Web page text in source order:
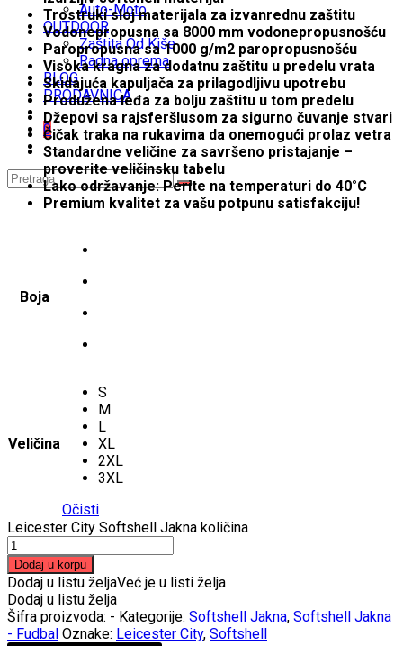
Auto-Moto
OUTDOOR
Zaštita Od Kiše
Radna oprema
BLOG
PRODAVNICA
0
Trostruki sloj materijala za izvanrednu zaštitu
Vodonepropusna sa 8000 mm vodonepropusnošću
Paropropusna sa 1000 g/m2 paropropusnošću
Visoka kragna za dodatnu zaštitu u predelu vrata
Skidajuća kapuljača za prilagodljivu upotrebu
Produžena leđa za bolju zaštitu u tom predelu
Džepovi sa rajsferšlusom za sigurno čuvanje stvari
Čičak traka na rukavima da onemogući prolaz vetra
Standardne veličine za savršeno pristajanje –
proverite veličinsku tabelu
Lako održavanje: Perite na temperaturi do 40°C
Premium kvalitet za vašu potpunu satisfakciju!
Boja
Veličina
S
M
L
XL
2XL
3XL
Očisti
Leicester City Softshell Jakna količina
Dodaj u korpu
Dodaj u listu željaVeć je u listi želja
Dodaj u listu želja
Šifra proizvoda: - Kategorije: Softshell Jakna, Softshell Jakna
- Fudbal Oznake: Leicester City, Softshell